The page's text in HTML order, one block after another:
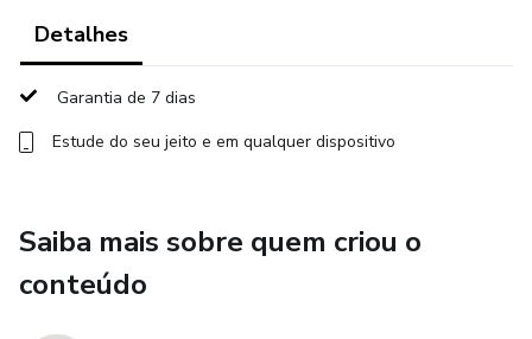
da área da saúde (no caso, apenas para nutricionistas). O
profissionais de saúde sem a devida habilitação constitui
Detalhes
Garantia de 7 dias
Estude do seu jeito e em qualquer dispositivo
Saiba mais sobre quem criou o
conteúdo